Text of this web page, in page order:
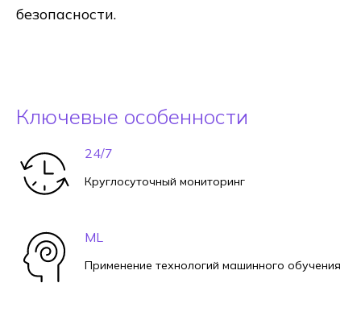
безопасности.
Ключевые особенности
24/7
Круглосуточный мониторинг
ML
Применение технологий машинного обучения